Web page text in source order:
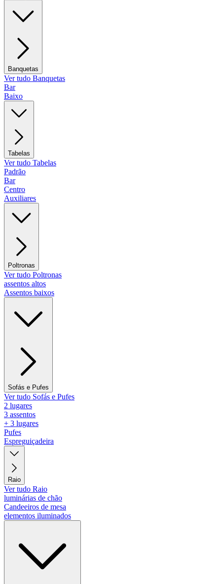
Banquetas
Ver tudo Banquetas
Bar
Baixo
Tabelas
Ver tudo Tabelas
Padrão
Bar
Centro
Auxiliares
Poltronas
Ver tudo Poltronas
assentos altos
Assentos baixos
Sofás e Pufes
Ver tudo Sofás e Pufes
2 lugares
3 assentos
+ 3 lugares
Pufes
Espreguiçadeira
Raio
Ver tudo Raio
luminárias de chão
Candeeiros de mesa
elementos iluminados